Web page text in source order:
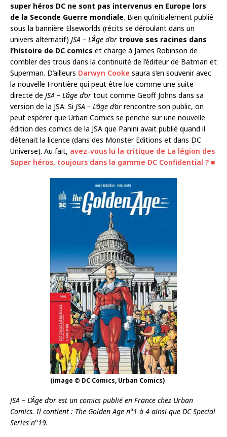
super héros DC ne sont pas intervenus en Europe lors
de la Seconde Guerre mondiale. Bien qu’initialement publié
sous la bannière Elseworlds (récits se déroulant dans un
univers alternatif) JSA – L’Âge d’or trouve ses racines dans
l’histoire de DC comics et charge à James Robinson de
combler des trous dans la continuité de l’éditeur de Batman et
Superman. D’ailleurs Darwyn Cooke saura s’en souvenir avec
la nouvelle Frontière qui peut être lue comme une suite
directe de JSA – L’âge d’or tout comme Geoff Johns dans sa
version de la JSA. Si JSA – L’âge d’or rencontre son public, on
peut espérer que Urban Comics se penche sur une nouvelle
édition des comics de la JSA que Panini avait publié quand il
détenait la licence (dans des Monster Editions et dans DC
Universe). Au fait, avez-vous lu la critique de La légion des
Super héros, toujours dans la gamme DC Confidential ? ■
(image © DC Comics, Urban Comics)
JSA – L’Âge d’or est un comics publié en France chez Urban
Comics. Il contient : The Golden Age n°1 à 4 ainsi que DC Special
Series n°19.